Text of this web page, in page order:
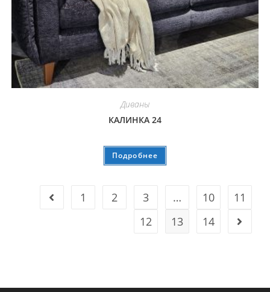
Диваны
КАЛИНКА 24
Подробнее
1 2 3 … 10
11
12
13 14